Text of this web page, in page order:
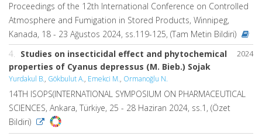
Proceedings of the 12th International Conference on Controlled
Atmosphere and Fumigation in Stored Products, Winnipeg,
Kanada, 18 - 23 Ağustos 2024, ss.119-125, (Tam Metin Bildiri)
2024
4. Studies on insecticidal effect and phytochemical
properties of Cyanus depressus (M. Bieb.) Sojak
Yurdakul B., Gökbulut A., Emekci M., Ormanoğlu N.
14TH ISOPS(INTERNATIONAL SYMPOSIUM ON PHARMACEUTICAL
SCIENCES, Ankara, Türkiye, 25 - 28 Haziran 2024, ss.1, (Özet
Bildiri)